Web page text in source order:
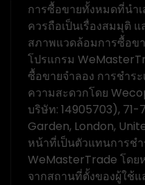
การซื้อขายทั้งหมดที่นำ
ควรถือเป็นเรื่องสมมุติ
สภาพแวดล้อมการซื้อข
โปรแกรม
ซื้อขายจำลอง การชำร
ความสะดวกโดย
บริษัท: 14905703),
Garden, London,
หน้าที่เป็นตัวแทนการช
WeMasterTrade โดย
จากสถานที่ตั้งของผู้ใช้แ